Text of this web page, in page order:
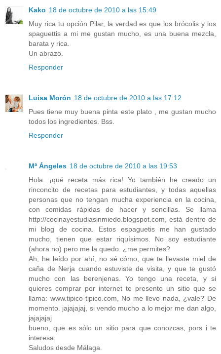
Kako 18 de octubre de 2010 a las 15:49
Muy rica tu opción Pilar, la verdad es que los brócolis y los
spaguettis a mi me gustan mucho, es una buena mezcla,
barata y rica.
Un abrazo.
Responder
Luisa Morón 18 de octubre de 2010 a las 17:12
Pues tiene muy buena pinta este plato , me gustan mucho
todos los ingredientes. Bss.
Responder
Mª Ángeles 18 de octubre de 2010 a las 19:53
Hola. ¡qué receta más rica! Yo también he creado un
rinconcito de recetas para estudiantes, y todas aquellas
personas que no tengan mucha experiencia en la cocina,
con comidas rápidas de hacer y sencillas. Se llama
http://cocinayestudiasinmiedo.blogspot.com, está dentro de
mi blog de cocina. Estos espaguetis me han gustado
mucho, tienen que estar riquísimos. No soy estudiante
(ahora no) pero me la quedo. ¿me permites?
Ah, he leído por ahí, no sé cómo, que te llevaste miel de
caña de Nerja cuando estuviste de visita, y que te gustó
mucho con las berenjenas. Yo tengo una receta, y si
quieres comprar por internet te presento un sitio que se
llama: www.tipico-tipico.com, No me llevo nada, ¿vale? De
momento. jajajajaj, si vendo mucho a lo mejor me dan algo,
jajajajaj
bueno, que es sólo un sitio para que conozcas, pors i te
interesa.
Saludos desde Málaga.